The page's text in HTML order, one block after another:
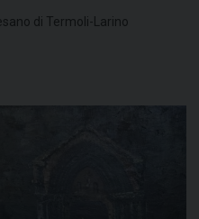
di Termoli-Larino